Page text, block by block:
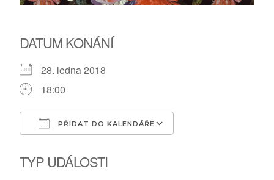
DATUM KONÁNÍ
28. ledna 2018
18:00
PŘIDAT DO KALENDÁŘE
TYP UDÁLOSTI